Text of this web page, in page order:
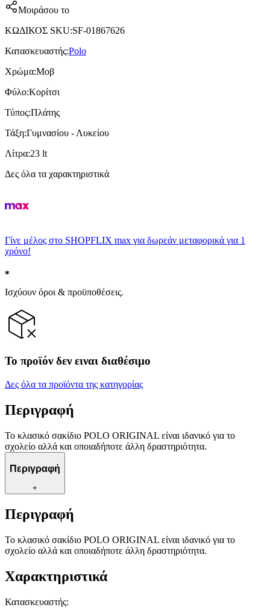
Μοιράσου το
ΚΩΔΙΚΟΣ SKU:SF-01867626
Κατασκευαστής:Polo
Χρώμα:Μοβ
Φύλο:Κορίτσι
Τύπος:Πλάτης
Τάξη:Γυμνασίου - Λυκείου
Λίτρα:23 lt
Δες όλα τα χαρακτηριστικά
Γίνε μέλος στο SHOPFLIX max για δωρεάν μεταφορικά για 1
χρόνο!
Ισχύουν όροι & προϋποθέσεις.
Το προϊόν δεν ειναι διαθέσιμο
Δες όλα τα προϊόντα της κατηγορίας
Περιγραφή
Το κλασικό σακίδιο POLO ORIGINAL είναι ιδανικό για το
σχολείο αλλά και οποιαδήποτε άλλη δραστηριότητα.
Περιγραφή
+
Περιγραφή
Το κλασικό σακίδιο POLO ORIGINAL είναι ιδανικό για το
σχολείο αλλά και οποιαδήποτε άλλη δραστηριότητα.
Χαρακτηριστικά
Κατασκευαστής: